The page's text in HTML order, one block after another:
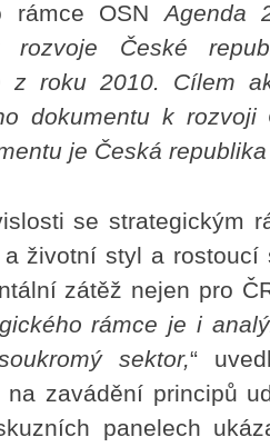
rámce OSN Agenda
rozvoje České
z roku 2010. Cílem
dokumentu k
je Česká republika
se strategickým
životní styl a
zátěž nejen pro
rámce je i
sektor,“
na zavádění principů
panelech